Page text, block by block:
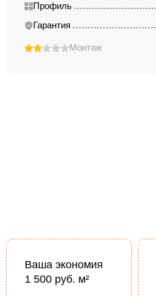
Профиль
Гарантия
Монтаж
Ваша экономия
1 500 руб. м²